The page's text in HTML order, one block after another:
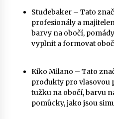
Studebaker – Tato
profesionály a
barvy na obočí,
vyplnit a formovat
Kiko Milano – Tato
produkty pro vlasovou
tužku na obočí, barvu
pomůcky, jako jsou